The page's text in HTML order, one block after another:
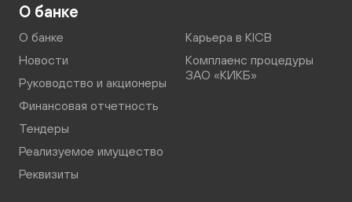
О банке
О банке
Новости
Руководство и акционеры
Финансовая отчетность
Тендеры
Реализуемое имущество
Реквизиты
Карьера в KICB
Комплаенс процедуры
ЗАО «КИКБ»